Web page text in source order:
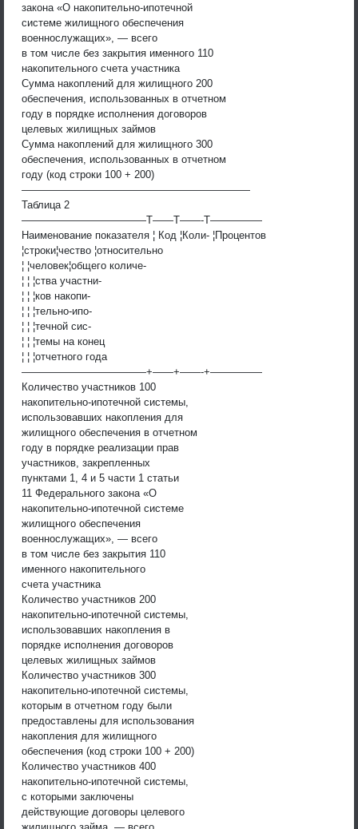
закона «О накопительно-ипотечной
системе жилищного обеспечения
военнослужащих», — всего
в том числе без закрытия именного 110
накопительного счета участника
Сумма накоплений для жилищного 200
обеспечения, использованных в отчетном
году в порядке исполнения договоров
целевых жилищных займов
Сумма накоплений для жилищного 300
обеспечения, использованных в отчетном
году (код строки 100 + 200)
——————————————————————
Таблица 2
————————————T——T——-T—————
Наименование показателя ¦ Код ¦Коли- ¦Процентов
¦строки¦чество ¦относительно
¦ ¦человек¦общего количе-
¦ ¦ ¦ства участни-
¦ ¦ ¦ков накопи-
¦ ¦ ¦тельно-ипо-
¦ ¦ ¦течной сис-
¦ ¦ ¦темы на конец
¦ ¦ ¦отчетного года
————————————+——+——-+—————
Количество участников 100
накопительно-ипотечной системы,
использовавших накопления для
жилищного обеспечения в отчетном
году в порядке реализации прав
участников, закрепленных
пунктами 1, 4 и 5 части 1 статьи
11 Федерального закона «О
накопительно-ипотечной системе
жилищного обеспечения
военнослужащих», — всего
в том числе без закрытия 110
именного накопительного
счета участника
Количество участников 200
накопительно-ипотечной системы,
использовавших накопления в
порядке исполнения договоров
целевых жилищных займов
Количество участников 300
накопительно-ипотечной системы,
которым в отчетном году были
предоставлены для использования
накопления для жилищного
обеспечения (код строки 100 + 200)
Количество участников 400
накопительно-ипотечной системы,
с которыми заключены
действующие договоры целевого
жилищного займа, — всего